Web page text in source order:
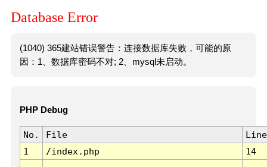
Database Error
(1040) 365建站错误警告：连接数据库失败，可能的原
因：1、数据库密码不对; 2、mysql未启动。
PHP Debug
No. File
Line
1
/index.php 14